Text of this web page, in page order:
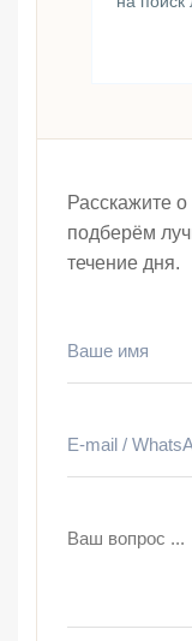
Расскажите
подберём
течение дня.